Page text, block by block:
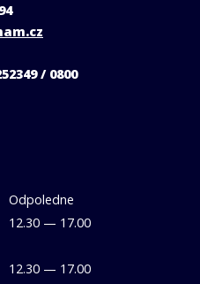
/ 0800
Odpoledne
12.30 — 17.00
12.30 — 17.00